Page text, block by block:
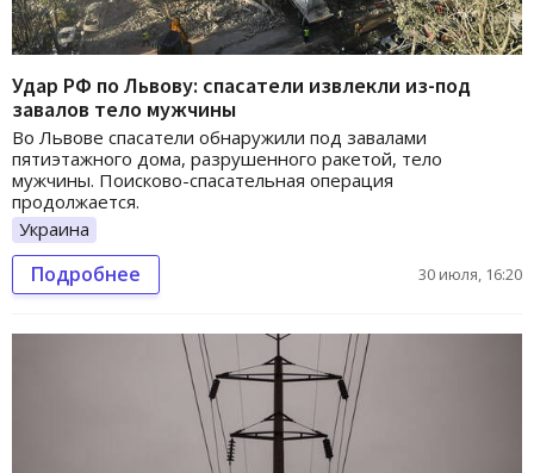
Удар РФ по Львову: спасатели извлекли из-под
завалов тело мужчины
Во Львове спасатели обнаружили под завалами
пятиэтажного дома, разрушенного ракетой, тело
мужчины. Поисково-спасательная операция
продолжается.
Украина
Подробнее 30 июля, 16:20